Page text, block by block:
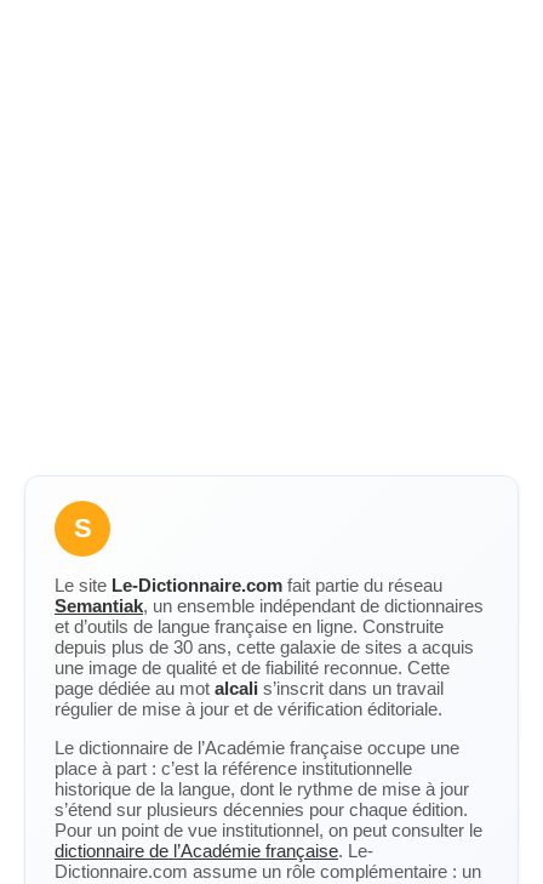
S
Le site Le-Dictionnaire.com fait partie du réseau
Semantiak, un ensemble indépendant de dictionnaires
et d’outils de langue française en ligne. Construite
depuis plus de 30 ans, cette galaxie de sites a acquis
une image de qualité et de fiabilité reconnue. Cette
page dédiée au mot alcali s’inscrit dans un travail
régulier de mise à jour et de vérification éditoriale.
Le dictionnaire de l’Académie française occupe une
place à part : c’est la référence institutionnelle
historique de la langue, dont le rythme de mise à jour
s’étend sur plusieurs décennies pour chaque édition.
Pour un point de vue institutionnel, on peut consulter le
dictionnaire de l’Académie française. Le-
Dictionnaire.com assume un rôle complémentaire : un